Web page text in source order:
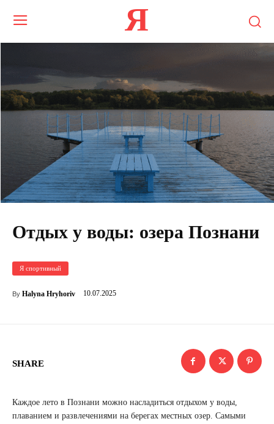
Я
Отдых у воды: озера Познани
Я спортивный
By Halyna Hryhoriv 10.07.2025
SHARE
Каждое лето в Познани можно насладиться отдыхом у воды,
плаванием и развлечениями на берегах местных озер. Самыми